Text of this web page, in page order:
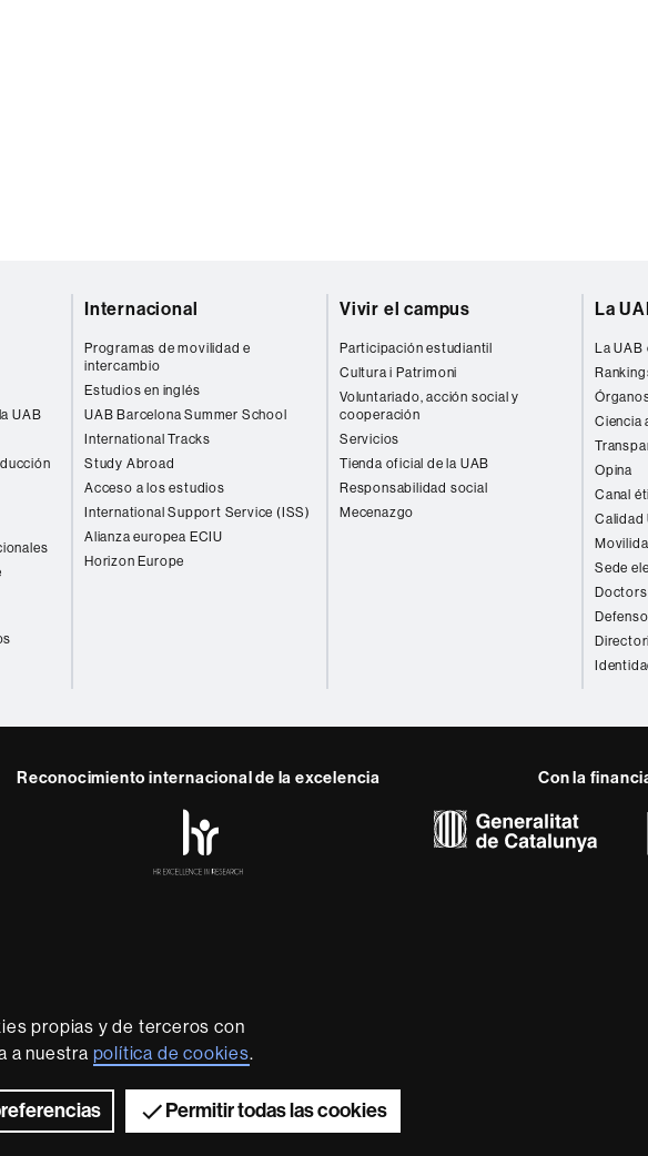
propias y de terceros con
a nuestra política de cookies.
Permitir todas las cookies
UAB
Internacional
Programas de movilidad e
intercambio
Estudios en inglés
UAB Barcelona Summer School
International Tracks
Study Abroad
Acceso a los estudios
International Support Service (ISS)
Alianza europea ECIU
Horizon Europe
Vivir el campus
Participación estudiantil
Cultura i Patrimoni
Voluntariado, acción social y
cooperación
Servicios
Tienda oficial de la UAB
Responsabilidad social
Mecenazgo
La
La UAB
Ciencia
Opina
Canal
Calidad
Sede
Doctors
Reconocimiento internacional de la excelencia Con la
líder que imparte una docencia de calidad y excelencia, diversificada,
La UAB es reconocida internacionalmente por la calidad y el carácter
innovador de su investigación.
2026 Universitat Autònoma de Barcelona